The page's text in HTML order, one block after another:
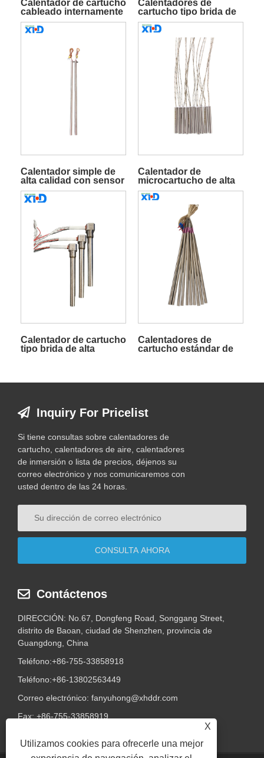
Calentador de cartucho
cableado internamente
de alta calidad
Calentadores de
cartucho tipo brida de
alta calidad
Calentador simple de
alta calidad con sensor
Calentador de
microcartucho de alta
calidad
Calentador de cartucho
tipo brida de alta
Calentadores de
cartucho estándar de
Inquiry For Pricelist
Si tiene consultas sobre calentadores de
cartucho, calentadores de aire, calentadores
de inmersión o lista de precios, déjenos su
correo electrónico y nos comunicaremos con
usted dentro de las 24 horas.
Contáctenos
DIRECCIÓN: No.67, Dongfeng Road, Songgang Street,
distrito de Baoan, ciudad de Shenzhen, provincia de
Guangdong, China
Teléfono:+86-755-33858918
Teléfono:+86-13802563449
Correo electrónico: fanyuhong@xhddr.com
Fax: +86-755-33858919
X
Utilizamos cookies para ofrecerle una mejor